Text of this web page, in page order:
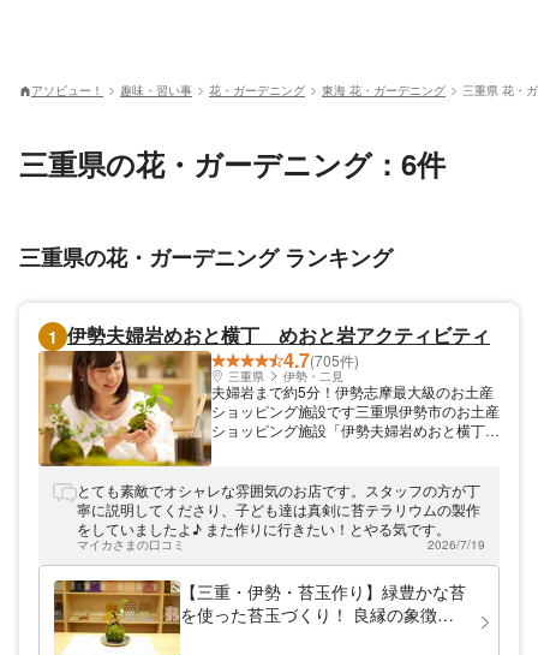
アソビュー！ 趣味・習い事 花・ガーデニング 東海 花・ガーデニング 三重県 花・
三重県の花・ガーデニング：6件
三重県の花・ガーデニング ランキング
1 伊勢夫婦岩めおと横丁 めおと岩アクティビティ
4.7(705件)
三重県 伊勢・二見
夫婦岩まで約5分！伊勢志摩最大級のお土産
ショッピング施設です三重県伊勢市のお土産
ショッピング施設「伊勢夫婦岩めおと横丁
「伊勢木綿」や、人気スポット「夫婦岩」を
モチーフにした苔玉作りなど、他ではなかな
かない体験をお楽しみいただけます。お車で
伊勢ICから約8分。ご旅行の思い出に、ぜひ
お立ち寄りください！
とても素敵でオシャレな雰囲気のお店です。スタッフの方が丁
寧に説明してくださり、子ども達は真剣に苔テラリウムの製作
をしていましたよ♪ また作りに行きたい！とやる気です。
マイカさまの口コミ 2026/7/19
【三重・伊勢・苔玉作り】緑豊かな苔
を使った苔玉づくり！ 良縁の象徴